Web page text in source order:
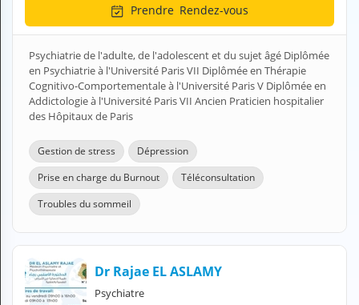
Professionnel de santé
Pharmacie
Médicament
Questions médicales
Laboratoire
Vétérinaire
Prendre Rendez-vous
Psychiatrie de l'adulte, de l'adolescent et du sujet âgé Diplômée
en Psychiatrie à l'Université Paris VII Diplômée en Thérapie
Cognitivo-Comportementale à l'Université Paris V Diplômée en
Addictologie à l'Université Paris VII Ancien Praticien hospitalier
des Hôpitaux de Paris
Gestion de stress
Dépression
Prise en charge du Burnout
Téléconsultation
Troubles du sommeil
Dr Rajae EL ASLAMY
Psychiatre